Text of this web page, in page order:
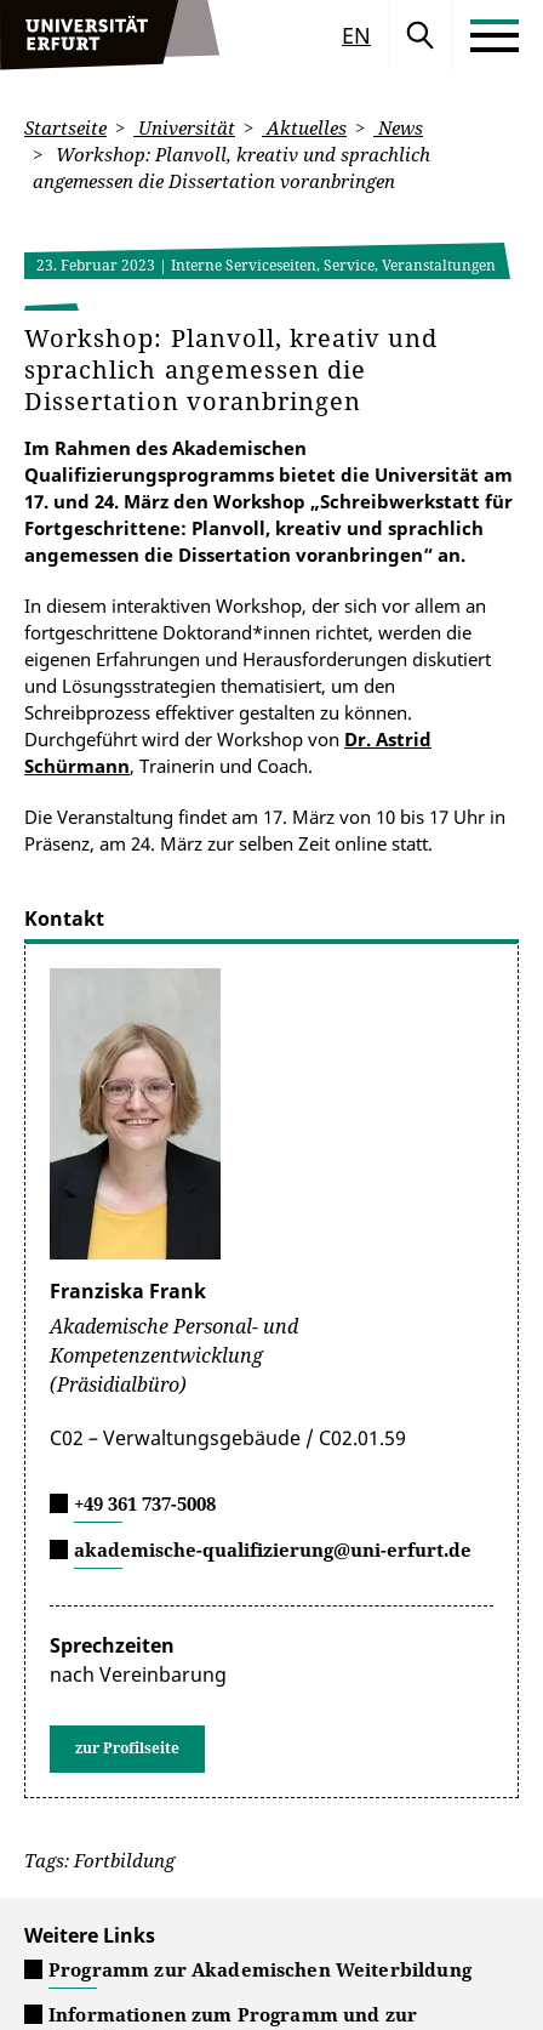
EN
Startseite Universität Aktuelles
News
Workshop: Planvoll, kreativ und sprachlich
angemessen die Dissertation voranbringen
23. Februar 2023 | Interne Serviceseiten, Service, Veranstaltungen
Workshop: Planvoll, kreativ und
sprachlich angemessen die
Dissertation voranbringen
Im Rahmen des Akademischen
Qualifizierungsprogramms bietet die Universität am
17. und 24. März den Workshop „Schreibwerkstatt für
Fortgeschrittene: Planvoll, kreativ und sprachlich
angemessen die Dissertation voranbringen“ an.
In diesem interaktiven Workshop, der sich vor allem an
fortgeschrittene Doktorand*innen richtet, werden die
eigenen Erfahrungen und Herausforderungen diskutiert
und Lösungsstrategien thematisiert, um den
Schreibprozess effektiver gestalten zu können.
Durchgeführt wird der Workshop von Dr. Astrid
Schürmann, Trainerin und Coach.
Die Veranstaltung findet am 17. März von 10 bis 17 Uhr in
Präsenz, am 24. März zur selben Zeit online statt.
Kontakt
Franziska Frank
Akademische Personal- und
Kompetenzentwicklung
(Präsidialbüro)
C02 – Verwaltungsgebäude / C02.01.59
+49 361 737-5008
akademische-qualifizierung@uni-erfurt.de
Sprechzeiten
nach Vereinbarung
zur Profilseite
Tags: Fortbildung
Weitere Links
Programm zur Akademischen Weiterbildung
Informationen zum Programm und zur